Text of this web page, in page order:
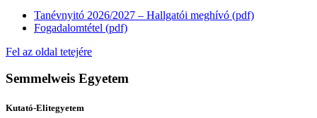
Tanévnyitó 2026/2027 – Hallgatói meghívó (pdf)
Fogadalomtétel (pdf)
Fel az oldal tetejére
Semmelweis Egyetem
Kutató-Elitegyetem